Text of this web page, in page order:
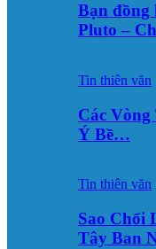
Bạn đồng
Pluto –
Tin thiên văn
Các
Ý Bề…
Tin thiên văn
Sao Chổi
Tây Ban